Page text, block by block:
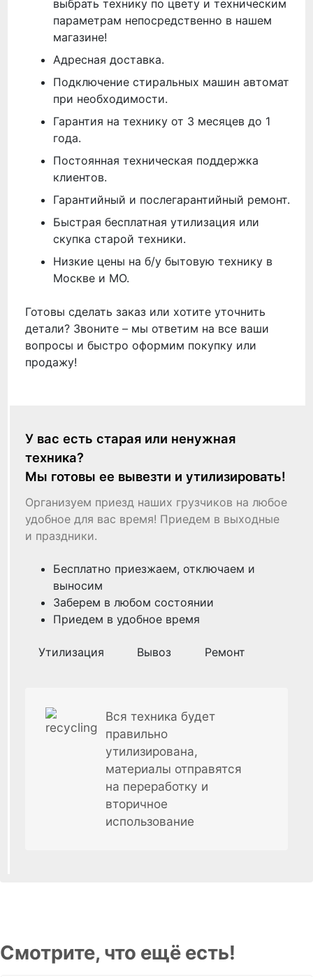
выбрать технику по цвету и техническим
параметрам непосредственно в нашем
магазине!
Адресная доставка.
Подключение стиральных машин автомат
при необходимости.
Гарантия на технику от 3 месяцев до 1
года.
Постоянная техническая поддержка
клиентов.
Гарантийный и послегарантийный ремонт.
Быстрая бесплатная утилизация или
скупка старой техники.
Низкие цены на б/у бытовую технику в
Москве и МО.
Готовы сделать заказ или хотите уточнить
детали? Звоните – мы ответим на все ваши
вопросы и быстро оформим покупку или
продажу!
У вас есть старая или ненужная
техника?
Мы готовы ее вывезти и утилизировать!
Организуем приезд наших грузчиков на любое
удобное для вас время! Приедем в выходные
и праздники.
Бесплатно приезжаем, отключаем и
выносим
Заберем в любом состоянии
Приедем в удобное время
Утилизация Вывоз Ремонт
Вся техника будет
правильно
утилизирована,
материалы отправятся
на переработку и
вторичное
использование
Смотрите, что ещё есть!